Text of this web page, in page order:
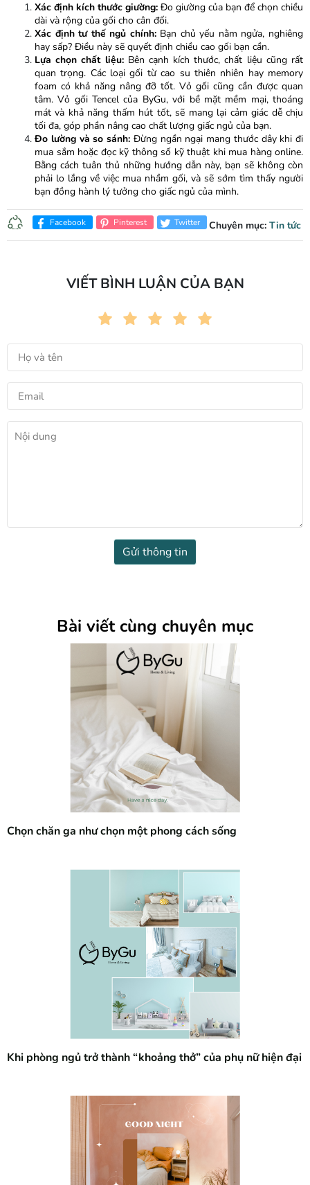
Xác định kích thước giường: Đo giường của bạn để chọn chiều
dài và rộng của gối cho cân đối.
Xác định tư thế ngủ chính:Bạn chủ yếu nằm ngửa, nghiêng
hay sấp? Điều này sẽ quyết định chiều cao gối bạn cần.
Lựa chọn chất liệu:Bên cạnh kích thước, chất liệu cũng rất
quan trọng. Các loại gối từ cao su thiên nhiên hay memory
foam có khả năng nâng đỡ tốt. Vỏ gối cũng cần được quan
tâm. Vỏ gối Tencel của ByGu, với bề mặt mềm mại, thoáng
mát và khả năng thấm hút tốt, sẽ mang lại cảm giác dễ chịu
tối đa, góp phần nâng cao chất lượng giấc ngủ của bạn.
Đo lường và so sánh: Đừng ngần ngại mang thước dây khi đi
mua sắm hoặc đọc kỹ thông số kỹ thuật khi mua hàng online.
Bằng cách tuân thủ những hướng dẫn này, bạn sẽ không còn
phải lo lắng về việc mua nhầm gối, và sẽ sớm tìm thấy người
bạn đồng hành lý tưởng cho giấc ngủ của mình.
Facebook Pinterest Twitter Chuyên mục: Tin tức
VIẾT BÌNH LUẬN CỦA BẠN
Gửi thông tin
Bài viết cùng chuyên mục
Chọn chăn ga như chọn một phong cách sống
Khi phòng ngủ trở thành “khoảng thở” của phụ nữ hiện đại